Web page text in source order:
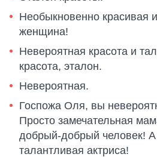
Необыкновенно красивая
женщина!
Невероятная красота и
красота, эталон.
Невероятная.
Госпожа Оля, вы
Просто замечательная
добрый-добрый человек!
талантливая актриса!